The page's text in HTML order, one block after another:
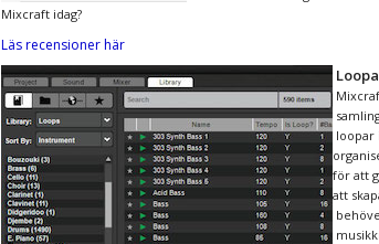
Mixcraft idag?
Läs recensioner här
loopar
för att
att